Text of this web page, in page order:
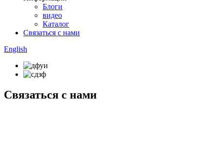
Блоги
видео
Каталог
Связаться с нами
English
Связаться с нами